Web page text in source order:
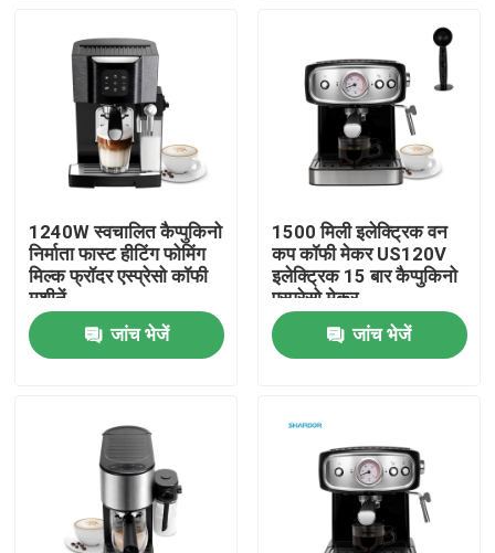
हमारे बारे में
फैक्टरी यात्रा
गुणवत्ता नियंत्रण
हमसे संपर्क करें
समाचार
इलेक्ट्रिक कॉफी ग्राइंडर
गड़गड़ाहट कॉफी की चक्की
1240W स्वचालित कैप्पुकिनो
निर्माता फास्ट हीटिंग फोमिंग
मिल्क फ्रॉदर एस्प्रेसो कॉफी
मशीनें
जांच भेजें
1500 मिली इलेक्ट्रिक वन
कप कॉफी मेकर US120V
इलेक्ट्रिक 15 बार कैप्पुकिनो
एस्प्रेसो मेकर
जांच भेजें